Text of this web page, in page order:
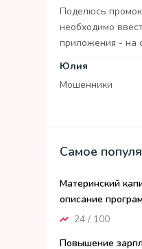
Поделюсь
необходимо
приложения - на
Юлия
Мошенники
Самое
Материнский
описание
24 / 100
Повышение